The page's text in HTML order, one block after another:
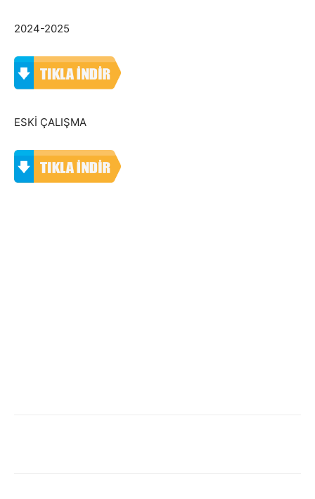
2024-2025
ESKİ ÇALIŞMA